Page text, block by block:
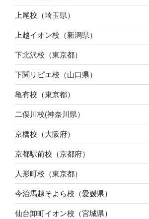
上尾校（埼玉県）
上越イオン校（新潟県）
下北沢校（東京都）
下関リピエ校（山口県）
亀有校（東京都）
二俣川校(神奈川県）
京橋校（大阪府）
京都駅前校（京都府）
人形町校（東京都）
今治馬越そよら校（愛媛県）
仙台卸町イオン校（宮城県）